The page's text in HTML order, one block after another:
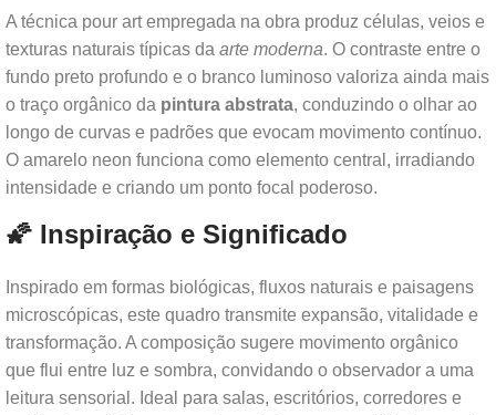
A técnica pour art empregada na obra produz células, veios e
texturas naturais típicas da arte moderna. O contraste entre o
fundo preto profundo e o branco luminoso valoriza ainda mais
o traço orgânico da pintura abstrata, conduzindo o olhar ao
longo de curvas e padrões que evocam movimento contínuo.
O amarelo neon funciona como elemento central, irradiando
intensidade e criando um ponto focal poderoso.
🌠 Inspiração e Significado
Inspirado em formas biológicas, fluxos naturais e paisagens
microscópicas, este quadro transmite expansão, vitalidade e
transformação. A composição sugere movimento orgânico
que flui entre luz e sombra, convidando o observador a uma
leitura sensorial. Ideal para salas, escritórios, corredores e